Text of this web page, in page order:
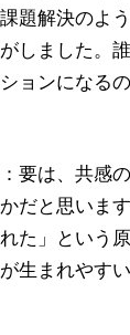
題解決のよ
しました。
ョンになる
：要は、共感
だと思いま
た」という
生まれやす